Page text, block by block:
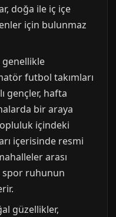
doğa ile iç içe
için bulunmaz
genellikle
futbol takımları
gençler, hafta
bir araya
içindeki
içerisinde resmi
arası
spor ruhunun
güzellikler,